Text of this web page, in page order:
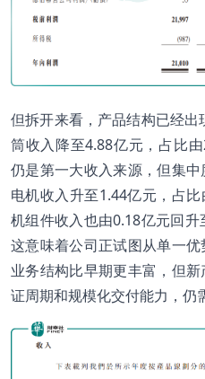
但拆开来看，产品结构已经
筒收入降至4.88亿元，占比
仍是第一大收入来源，但集
电机收入升至1.44亿元，占
机组件收入也由0.18亿元回升
这意味着公司正试图从单一
业务结构比早期更丰富，但
证周期和规模化交付能力，仍